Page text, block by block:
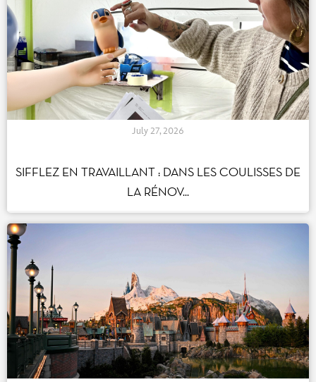
July 27, 2026
SIFFLEZ EN TRAVAILLANT : DANS LES
COULISSES DE LA RÉNOV...